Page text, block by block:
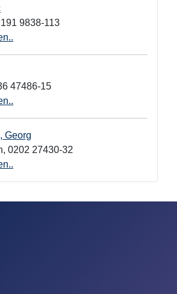
9838-113
47486-15
Georg
, 0202 27430-32